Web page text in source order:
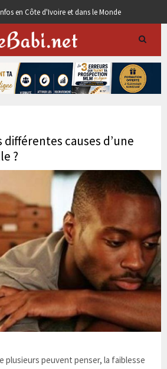
en Côte d'Ivoire et dans le Monde
causes d’une
?
plusieurs peuvent penser, la faiblesse